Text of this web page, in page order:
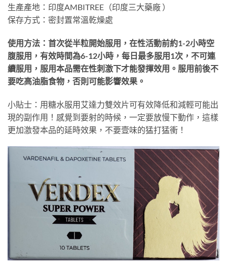
生產產地：印度AMBITREE（印度三大藥廠 ）
保存方式：密封置常溫乾燥處
使用方法：首次從半粒開始服用，在性活動前約1-2小時空
腹服用，有效時間為6-12小時，每日最多服用1次，不可連
續服用，服用本品需在性刺激下才能發揮效用。服用前後不
要吃高油脂食物，否則可能影響效果。
小貼士：用糖水服用艾達力雙效片可有效降低和減輕可能出
現的副作用！感覺到要射的時候，一定要放慢下動作，這樣
更加激發本品的延時效果，不要壹味的猛打猛衝！